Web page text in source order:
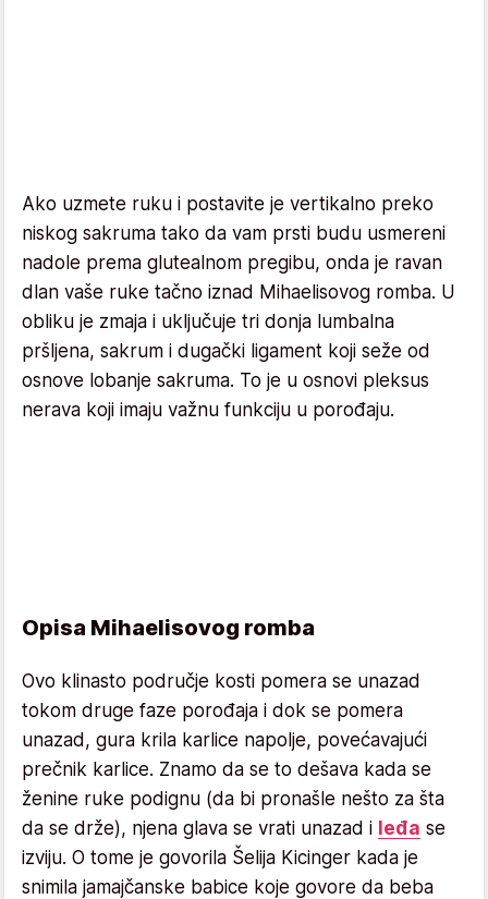
Ako uzmete ruku i postavite je vertikalno preko
niskog sakruma tako da vam prsti budu usmereni
nadole prema glutealnom pregibu, onda je ravan
dlan vaše ruke tačno iznad Mihaelisovog romba. U
obliku je zmaja i uključuje tri donja lumbalna
pršljena, sakrum i dugački ligament koji seže od
osnove lobanje sakruma. To je u osnovi pleksus
nerava koji imaju važnu funkciju u porođaju.
Opisa Mihaelisovog romba
Ovo klinasto područje kosti pomera se unazad
tokom druge faze porođaja i dok se pomera
unazad, gura krila karlice napolje, povećavajući
prečnik karlice. Znamo da se to dešava kada se
ženine ruke podignu (da bi pronašle nešto za šta
da se drže), njena glava se vrati unazad i leđa se
izviju. O tome je govorila Šelija Kicinger kada je
snimila jamajčanske babice koje govore da beba